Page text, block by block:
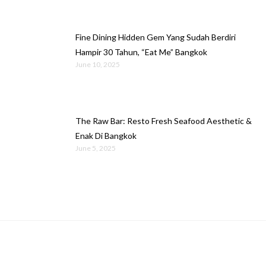
Fine Dining Hidden Gem Yang Sudah Berdiri
Hampir 30 Tahun, “Eat Me” Bangkok
June 10, 2025
The Raw Bar: Resto Fresh Seafood Aesthetic &
Enak Di Bangkok
June 5, 2025